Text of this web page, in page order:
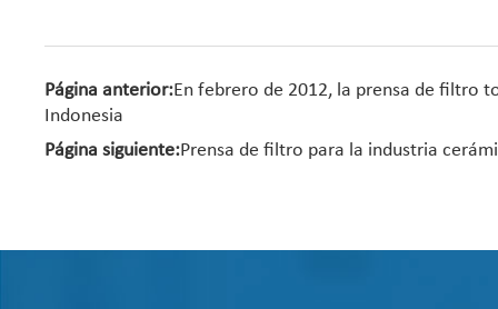
Página anterior:En febrero de 2012, la prensa de filtro
Indonesia
Página siguiente:Prensa de filtro para la industria